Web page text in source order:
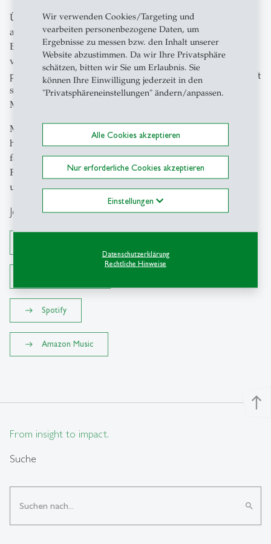
Wir verwenden Cookies/Targeting und
vearbeiten personenbezogene Daten, um
Ergebnisse zu messen bzw. den Inhalt unserer
Website abzustimmen. Da wir Ihre Privatsphäre
schätzen, bitten wir Sie um Erlaubnis. Sie
können Ihre Einwilligung jederzeit in den
"Privatsphäreneinstellungen" ändern/anpassen.
Alle Cookies akzeptieren
Nur erforderliche Cookies akzeptieren
Einstellungen
Datenschutzerklärung
Rechtliche Hinweise
Über die technische Seite hinaus berührt das Gespräch
auch tiefgreifende Fragen: Könnte KI eines Tages
Bewusstsein entwickeln? Was macht ein KI-System
vertrauenswürdig? Und wie können Forschende,
politische Entscheidungsträger:innen und die Gesellschaft
sicherstellen, dass diese Technologien wirklich der
Menschheit dienen?
Mit tiefgründigen Einsichten und einem ehrlichen Blick
hinter die Schlagworte bietet Damian Borth eine
faszinierende Perspektive auf die Versprechen und
Fallstricke einer der transformativsten Technologien
unserer Zeit.
Jetzt abonnieren
Spotify
Amazon Music
north
From insight to impact.
Suche
search